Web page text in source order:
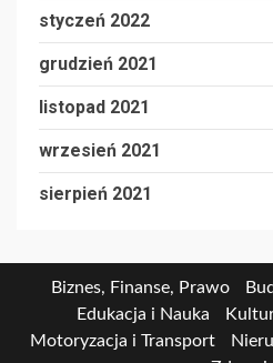
styczeń 2022
grudzień 2021
listopad 2021
wrzesień 2021
sierpień 2021
Biznes, Finanse, Prawo
Edukacja i Nauka
Motoryzacja i Transport